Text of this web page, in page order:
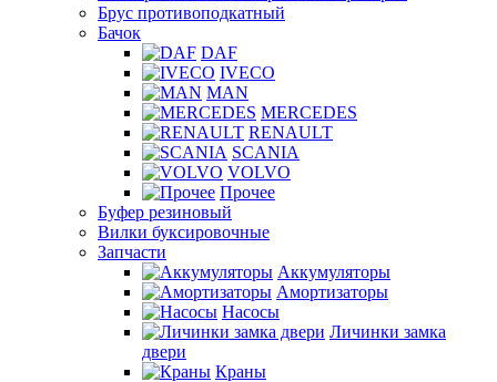
Брус противоподкатный
Бачок
DAF
IVECO
MAN
MERCEDES
RENAULT
SCANIA
VOLVO
Прочее
Буфер резиновый
Вилки буксировочные
Запчасти
Аккумуляторы
Амортизаторы
Насосы
Личинки замка
двери
Краны